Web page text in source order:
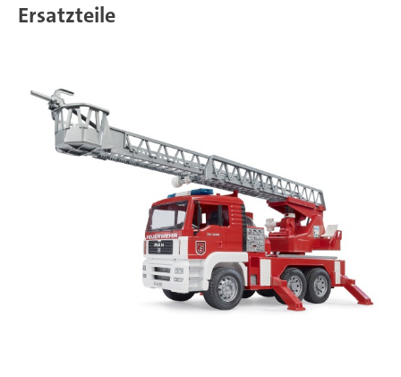
Ersatzteile